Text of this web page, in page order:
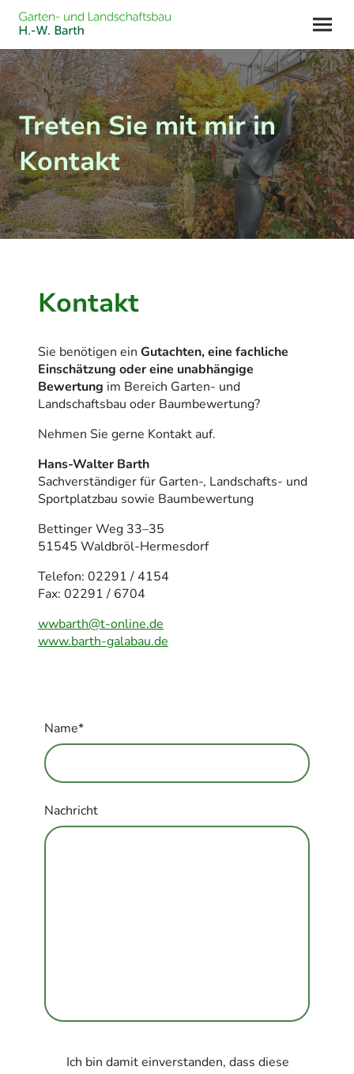
Treten Sie mit mir in
Kontakt
Kontakt
Sie benötigen ein Gutachten, eine fachliche
Einschätzung oder eine unabhängige
Bewertung im Bereich Garten- und
Landschaftsbau oder Baumbewertung?
Nehmen Sie gerne Kontakt auf.
Hans-Walter Barth
Sachverständiger für Garten-, Landschafts- und
Sportplatzbau sowie Baumbewertung
Bettinger Weg 33–35
51545 Waldbröl-Hermesdorf
Telefon: 02291 / 4154
Fax: 02291 / 6704
wwbarth@t-online.de
www.barth-galabau.de
Name*
Nachricht
Ich bin damit einverstanden, dass diese